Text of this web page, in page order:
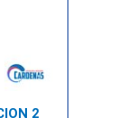
2